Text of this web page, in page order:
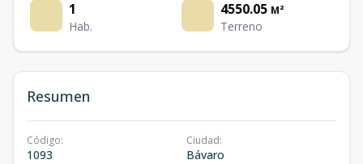
1
Hab.
4550.05 M²
Terreno
Resumen
Código:
1093
Ciudad:
Bávaro